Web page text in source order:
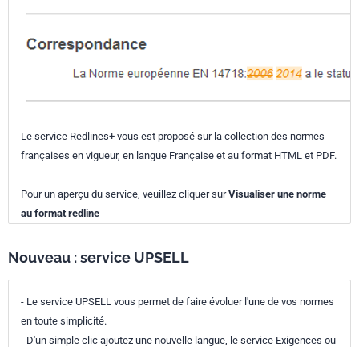
Le service Redlines+ vous est proposé sur la collection des normes
françaises en vigueur, en langue Française et au format HTML et PDF.
Pour un aperçu du service, veuillez cliquer surVisualiser une norme
au format redline
Nouveau : service UPSELL
- Le service UPSELL vous permet de faire évoluer l'une de vos normes
en toute simplicité.
- D'un simple clic ajoutez une nouvelle langue, le service Exigences ou